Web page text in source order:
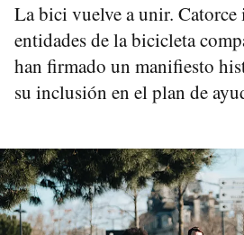
La bici vuelve a unir. Catorce
entidades de la bicicleta
han firmado un manifiesto
su inclusión en el plan de